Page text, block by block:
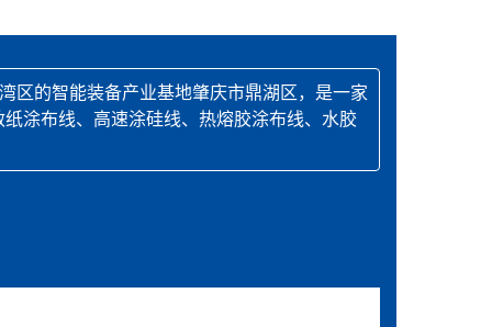
区的智能装备产业基地肇庆市鼎湖区，是一家
涂布线、高速涂硅线、热熔胶涂布线、水胶